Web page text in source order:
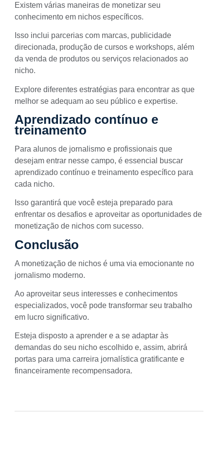
Existem várias maneiras de monetizar seu
conhecimento em nichos específicos.
Isso inclui parcerias com marcas, publicidade
direcionada, produção de cursos e workshops, além
da venda de produtos ou serviços relacionados ao
nicho.
Explore diferentes estratégias para encontrar as que
melhor se adequam ao seu público e expertise.
Aprendizado contínuo e
treinamento
Para alunos de jornalismo e profissionais que
desejam entrar nesse campo, é essencial buscar
aprendizado contínuo e treinamento específico para
cada nicho.
Isso garantirá que você esteja preparado para
enfrentar os desafios e aproveitar as oportunidades de
monetização de nichos com sucesso.
Conclusão
A monetização de nichos é uma via emocionante no
jornalismo moderno.
Ao aproveitar seus interesses e conhecimentos
especializados, você pode transformar seu trabalho
em lucro significativo.
Esteja disposto a aprender e a se adaptar às
demandas do seu nicho escolhido e, assim, abrirá
portas para uma carreira jornalística gratificante e
financeiramente recompensadora.